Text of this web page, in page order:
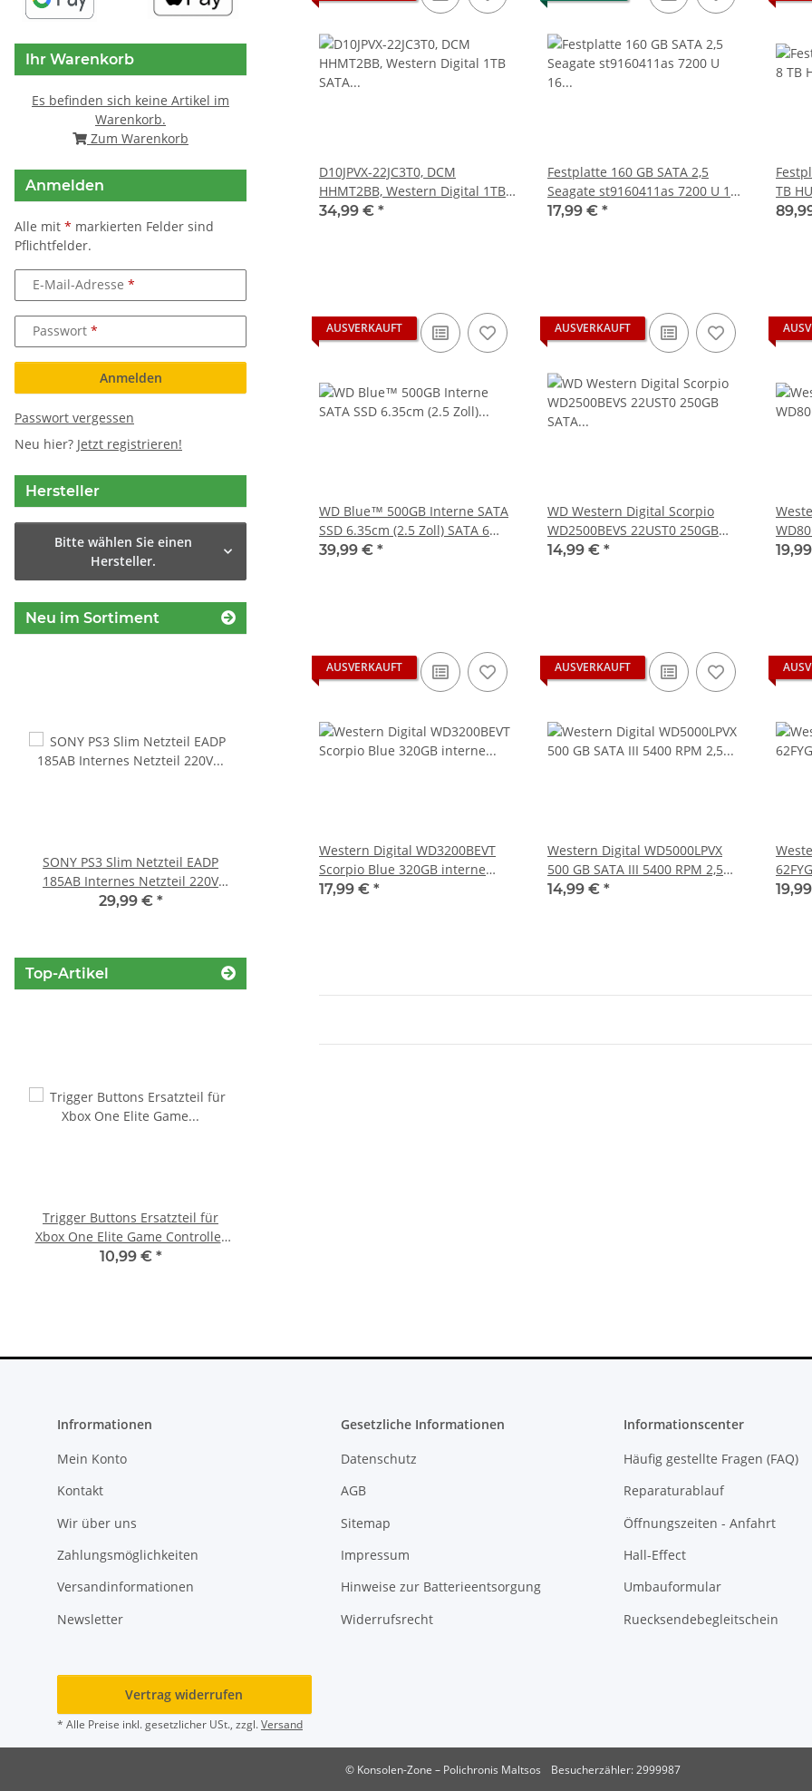
D10JPVX-22JC3T0, DCM
HHMT2BB, Western Digital 1TB
SATA 2.5 Festplatte
34,99 € *
Festplatte 160 GB SATA 2,5
Seagate st9160411as 7200 U 16
MB Momentus Laptop
17,99 € *
TB
SATA
AUSVERKAUFT
WD Blue™ 500GB Interne SATA
SSD 6.35cm (2.5 Zoll) SATA 6
Gb/s Bulk WDS500G2B0A
39,99 € *
AUSVERKAUFT
WD Western Digital Scorpio
WD2500BEVS 22UST0 250GB
SATA HDD 8MB Bulk
14,99 € *
AUSVERKAUFT
Western Digital WD3200BEVT
Scorpio Blue 320GB interne
Festplatte (6,4 cm (2,5 Zoll),
17,99 € *
AUSVERKAUFT
Western Digital WD5000LPVX
500 GB SATA III 5400 RPM 2,5
Zoll Notebook Festplatte
14,99 € *
62FYGY0 500 GB
RPM
Ihr Warenkorb
Es befinden sich keine Artikel im
Warenkorb.
Zum Warenkorb
Anmelden
Alle mit * markierten Felder sind
Pflichtfelder.
E-Mail-Adresse
Passwort
Anmelden
Passwort vergessen
Neu hier? Jetzt registrieren!
Hersteller
Bitte wählen Sie einen
Hersteller.
Neu im Sortiment
SONY PS3 Slim Netzteil EADP
185AB Internes Netzteil 220V
gerbaucht
29,99 € *
SONY PS3 Slim Netzteil APS250
internes Netzteil 220V gebraucht
29,99 €
SONY PS3 Slim Netzteil EADP
220BB Internes Netzteil 220V
gebraucht
29,99 €
SONY PS3
185AB
Top-Artikel
Trigger Buttons Ersatzteil für
Xbox One Elite Game Controller
Silber
10,99 € *
Infrormationen
Mein Konto
Kontakt
Wir über uns
Zahlungsmöglichkeiten
Versandinformationen
Newsletter
Gesetzliche Informationen
Datenschutz
AGB
Sitemap
Impressum
Hinweise zur Batterieentsorgung
Widerrufsrecht
Informationscenter
Häufig gestellte Fragen (FAQ)
Reparaturablauf
Öffnungszeiten - Anfahrt
Hall-Effect
Umbauformular
Ruecksendebegleitschein
Vertrag widerrufen
* Alle Preise inkl. gesetzlicher USt., zzgl.Versand
© Konsolen-Zone – Polichronis Maltsos Besucherzähler: 2999987